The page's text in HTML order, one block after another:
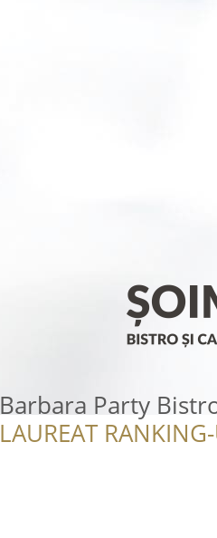
Barbara Party
LAUREAT